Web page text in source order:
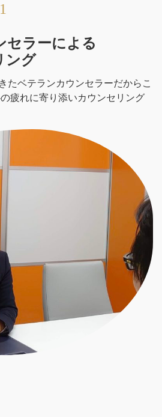
セラーによる
ング
たベテランカウンセラーだからこ
疲れに寄り添いカウンセリング